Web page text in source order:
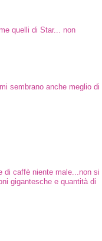
quelli di Star... non
sembrano anche meglio di
di caffè niente male...non si
gigantesche e quantità di